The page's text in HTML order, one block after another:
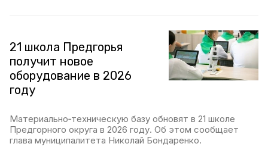
21 школа Предгорья
получит новое
оборудование в 2026
году
Материально‑техническую базу обновят в 21 школе
Предгорного округа в 2026 году. Об этом сообщает
глава муниципалитета Николай Бондаренко.